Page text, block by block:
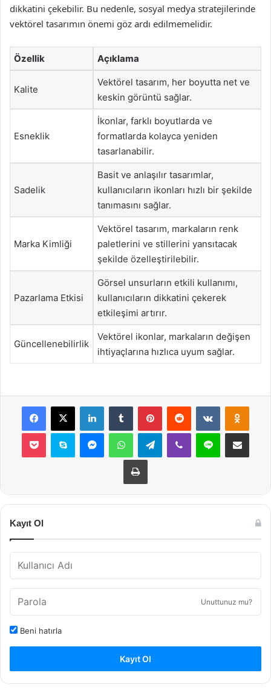
dikkatini çekebilir. Bu nedenle, sosyal medya stratejilerinde
vektörel tasarımın önemi göz ardı edilmemelidir.
Özellik Açıklama
Kalite
Vektörel tasarım, her boyutta net ve
keskin görüntü sağlar.
Esneklik
İkonlar, farklı boyutlarda ve
formatlarda kolayca yeniden
tasarlanabilir.
Sadelik
Basit ve anlaşılır tasarımlar,
kullanıcıların ikonları hızlı bir şekilde
tanımasını sağlar.
Marka Kimliği
Vektörel tasarım, markaların renk
paletlerini ve stillerini yansıtacak
şekilde özelleştirilebilir.
Pazarlama Etkisi
Görsel unsurların etkili kullanımı,
kullanıcıların dikkatini çekerek
etkileşimi artırır.
Güncellenebilirlik
Vektörel ikonlar, markaların değişen
ihtiyaçlarına hızlıca uyum sağlar.
Facebook
X LinkedInTumblr PinterestReddit VKontakte
Pocket Skype MessengerWhatsAppTelegramViber Line E-Posta ile
Yazdır
Kayıt Ol
Unuttunuz mu?
Beni hatırla
Kayıt Ol